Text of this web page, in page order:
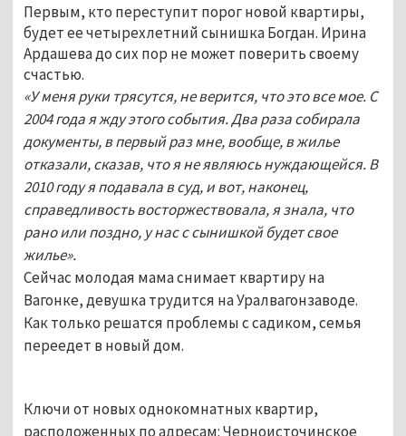
Первым, кто переступит порог новой квартиры,
будет ее четырехлетний сынишка Богдан. Ирина
Ардашева до сих пор не может поверить своему
счастью.
«У меня руки трясутся, не верится, что это все мое. С
2004 года я жду этого события. Два раза собирала
документы, в первый раз мне, вообще, в жилье
отказали, сказав, что я не являюсь нуждающейся. В
2010 году я подавала в суд, и вот, наконец,
справедливость восторжествовала, я знала, что
рано или поздно, у нас с сынишкой будет свое
жилье».
Сейчас молодая мама снимает квартиру на
Вагонке, девушка трудится на Уралвагонзаводе.
Как только решатся проблемы с садиком, семья
переедет в новый дом.
Ключи от новых однокомнатных квартир,
расположенных по адресам: Черноисточинское